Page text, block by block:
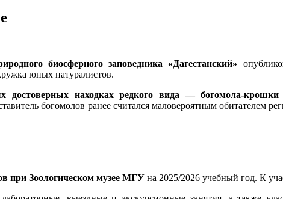
биосферного заповедника «Дагестанский»
юных натуралистов.
достоверных находках редкого вида — богомола-
богомолов ранее считался маловероятным обитателем
при Зоологическом музее МГУ на 2025/2026 учебный год. К